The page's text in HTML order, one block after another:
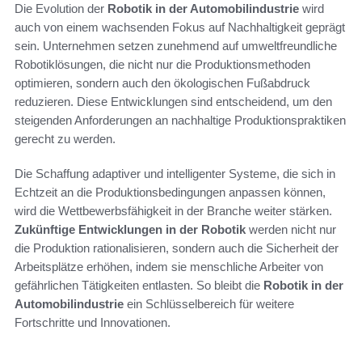
Die Evolution der Robotik in der Automobilindustrie wird
auch von einem wachsenden Fokus auf Nachhaltigkeit geprägt
sein. Unternehmen setzen zunehmend auf umweltfreundliche
Robotiklösungen, die nicht nur die Produktionsmethoden
optimieren, sondern auch den ökologischen Fußabdruck
reduzieren. Diese Entwicklungen sind entscheidend, um den
steigenden Anforderungen an nachhaltige Produktionspraktiken
gerecht zu werden.
Die Schaffung adaptiver und intelligenter Systeme, die sich in
Echtzeit an die Produktionsbedingungen anpassen können,
wird die Wettbewerbsfähigkeit in der Branche weiter stärken.
Zukünftige Entwicklungen in der Robotik werden nicht nur
die Produktion rationalisieren, sondern auch die Sicherheit der
Arbeitsplätze erhöhen, indem sie menschliche Arbeiter von
gefährlichen Tätigkeiten entlasten. So bleibt die Robotik in der
Automobilindustrie ein Schlüsselbereich für weitere
Fortschritte und Innovationen.